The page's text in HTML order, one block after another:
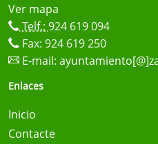
Ver mapa
Telf.: 924 619 094
Fax: 924 619 250
E-mail:
Enlaces
Inicio
Contacte